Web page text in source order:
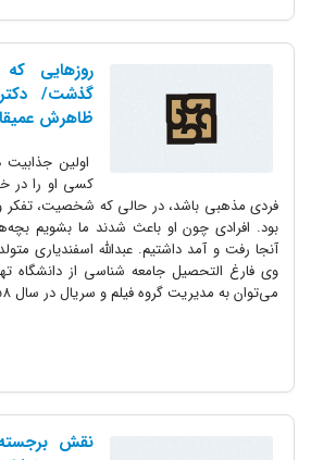
روزهایی که
گذشت/ دکتر
ظاهرش عمیقا
اولین جذابیت
کسی او را در
فردی مذهبی باشد، در حالی که شخصیت، تفکر و
بود. افرادی چون او باعث شدند ما بشویم
وی فارغ التحصیل جامعه شناسی از دانشگاه
می‌توان به مدیریت گروه فیلم و سریال در سال 1358 کرد....
نقش برجسته